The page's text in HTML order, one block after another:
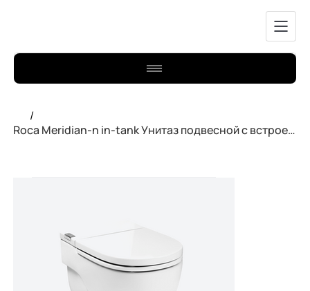
/
Roca Meridian-n in-tank Унитаз подвесной с встроенным бачком A893302000